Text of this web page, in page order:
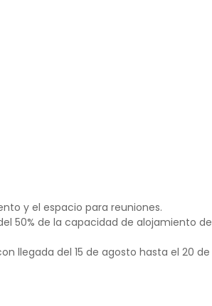
y el espacio para reuniones.
50% de la capacidad de alojamiento
llegada del 15 de agosto hasta el 20 de